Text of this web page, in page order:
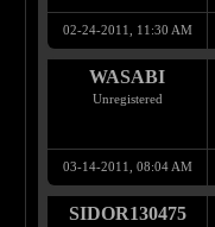
02-24-2011, 11:30 AM
WASABI
Unregistered
03-14-2011, 08:04 AM
SIDOR130475